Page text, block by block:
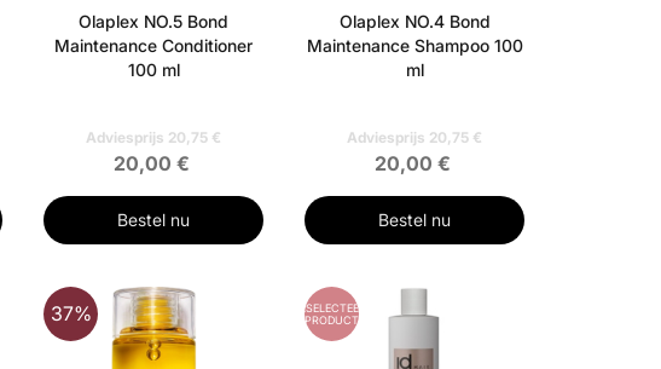
Olaplex NO.5 Bond
Maintenance Conditioner
100 ml
Adviesprijs 20,75 €
20,00 €
Bestel nu
Olaplex NO.4 Bond
Maintenance Shampoo 100
ml
Adviesprijs 20,75 €
20,00 €
Bestel nu
37%
GESELECTEERD
PRODUCT